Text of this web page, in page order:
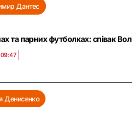
Дантес
та парних футболках: співак
09:47
Денисенко